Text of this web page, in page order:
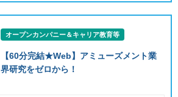
オープンカンパニー＆キャリア教育等
【60分完結★Web】アミューズメント業
界研究をゼロから！